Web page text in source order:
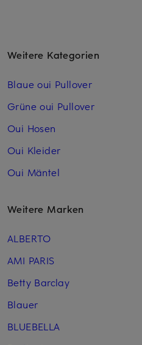
Weitere Kategorien
Blaue oui Pullover
Grüne oui Pullover
Oui Hosen
Oui Kleider
Oui Mäntel
Weitere Marken
ALBERTO
AMI PARIS
Betty Barclay
Blauer
BLUEBELLA